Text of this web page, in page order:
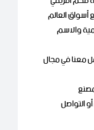
العالم
والاسم
معنا في مجال
التواصل